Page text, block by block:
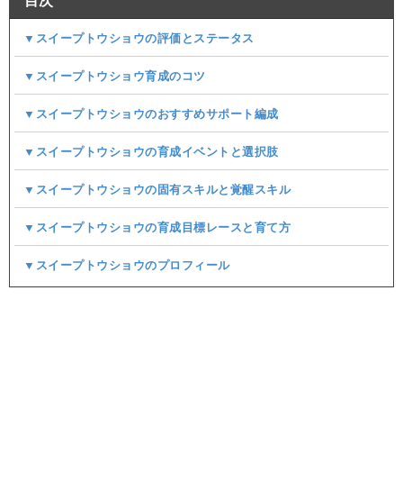
▼スイープトウショウの評価とステータス
▼スイープトウショウ育成のコツ
▼スイープトウショウのおすすめサポート編成
▼スイープトウショウの育成イベントと選択肢
▼スイープトウショウの固有スキルと覚醒スキル
▼スイープトウショウの育成目標レースと育て方
▼スイープトウショウのプロフィール